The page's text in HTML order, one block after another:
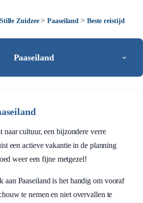
Stille Zuidzee>Paaseiland > Beste reistijd
Paaseiland
naar cultuur, een bijzondere verre
een actieve vakantie in de planning
weer een fijne metgezel!
aan Paaseiland is het handig om vooraf
te nemen en niet overvallen te